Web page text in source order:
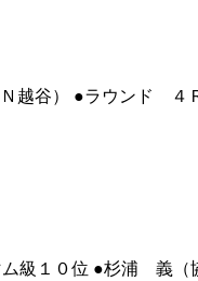
越谷） ●ラウンド ４
級１０位 ●杉浦